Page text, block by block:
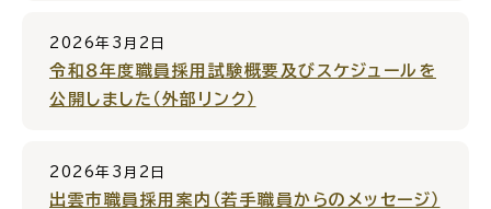
移住・定住をお考えの方
2026年3月2日
令和８年度職員採用試験概要及びスケジュールを
公開しました（外部リンク）
2026年3月2日
出雲市職員採用案内（若手職員からのメッセージ）